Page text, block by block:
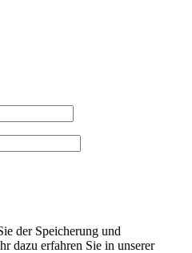
der Speicherung und
dazu erfahren Sie in unserer